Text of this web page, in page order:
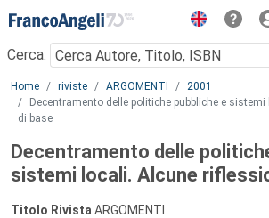
Menu
Cerca:
Main content
Home riviste ARGOMENTI
2001
Decentramento delle politiche pubbliche e
di base
Decentramento delle
sistemi locali. Alcune
Titolo Rivista ARGOMENTI